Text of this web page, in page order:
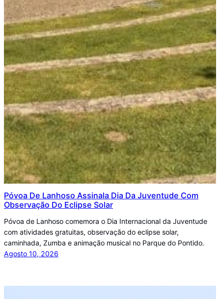
Póvoa De Lanhoso Assinala Dia Da Juventude Com
Observação Do Eclipse Solar
Póvoa de Lanhoso comemora o Dia Internacional da Juventude
com atividades gratuitas, observação do eclipse solar,
caminhada, Zumba e animação musical no Parque do Pontido.
Agosto 10, 2026